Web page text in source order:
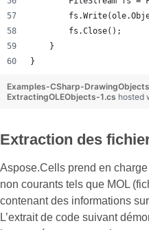
        fs.Close();
    }
}
Examples-CSharp-
ExtractingOLEObjects-1.cs hosted
Extraction des
Aspose.Cells prend en charge
non courants tels que MOL
contenant des informations
L’extrait de code suivant